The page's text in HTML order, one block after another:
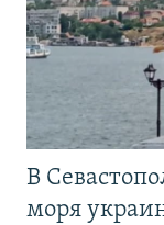
В
моря